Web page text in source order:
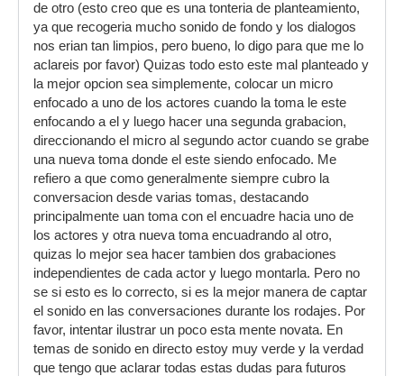
de otro (esto creo que es una tonteria de planteamiento,
ya que recogeria mucho sonido de fondo y los dialogos
nos erian tan limpios, pero bueno, lo digo para que me lo
aclareis por favor) Quizas todo esto este mal planteado y
la mejor opcion sea simplemente, colocar un micro
enfocado a uno de los actores cuando la toma le este
enfocando a el y luego hacer una segunda grabacion,
direccionando el micro al segundo actor cuando se grabe
una nueva toma donde el este siendo enfocado. Me
refiero a que como generalmente siempre cubro la
conversacion desde varias tomas, destacando
principalmente uan toma con el encuadre hacia uno de
los actores y otra nueva toma encuadrando al otro,
quizas lo mejor sea hacer tambien dos grabaciones
independientes de cada actor y luego montarla. Pero no
se si esto es lo correcto, si es la mejor manera de captar
el sonido en las conversaciones durante los rodajes. Por
favor, intentar ilustrar un poco esta mente novata. En
temas de sonido en directo estoy muy verde y la verdad
que tengo que aclarar todas estas dudas para futuros